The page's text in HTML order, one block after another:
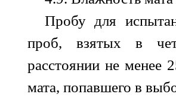
Пробу для
проб, взятых в
расстоянии не менее
мата, попавшего в